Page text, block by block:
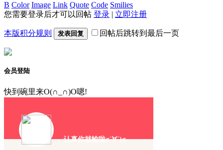
B Color Image Link Quote Code Smilies
您需要登录后才可以回帖 登录 | 立即注册
本版积分规则 发表回复 回帖后跳转到最后一页
会员登陆
快到碗里来O(∩_∩)O嗯!
认真你就输啦σ`∀´)σ